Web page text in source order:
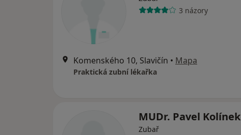
3 názory
Komenského 10, Slavičín • Mapa
Praktická zubní lékařka
MUDr. Pavel Kolínek
Zubař